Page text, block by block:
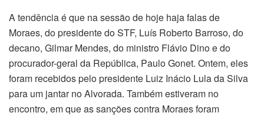
A tendência é que na sessão de hoje haja falas de
Moraes, do presidente do STF, Luís Roberto Barroso, do
decano, Gilmar Mendes, do ministro Flávio Dino e do
procurador-geral da República, Paulo Gonet. Ontem, eles
foram recebidos pelo presidente Luiz Inácio Lula da Silva
para um jantar no Alvorada. Também estiveram no
encontro, em que as sanções contra Moraes foram